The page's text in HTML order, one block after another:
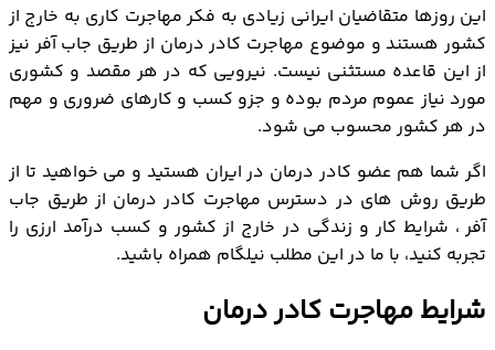
شرایط مهاجرت کادر درمان
جدول مقایسه بهترین کشورها برای مهاجرت کادر درمان
از طریق جاب آفر
مهاجرت پرستاران به آلمان
مهاجرت کادر درمان به آمریکا
مهاجرت کادر درمان به استرالیا
مهاجرت کادر درمان به عمان
این روزها متقاضیان ایرانی زیادی به فکر مهاجرت کاری به خارج از
کشور هستند و موضوع مهاجرت کادر درمان از طریق جاب آفر نیز
از این قاعده مستثنی نیست. نیرویی که در هر مقصد و کشوری
مورد نیاز عموم مردم بوده و جزو کسب و کارهای ضروری و مهم
در هر کشور محسوب می شود.
اگر شما هم عضو کادر درمان در ایران هستید و می خواهید تا از
طریق روش های در دسترس مهاجرت کادر درمان از طریق جاب
آفر ، شرایط کار و زندگی در خارج از کشور و کسب درآمد ارزی را
تجربه کنید، با ما در این مطلب نیلگام همراه باشید.
شرایط مهاجرت کادر درمان